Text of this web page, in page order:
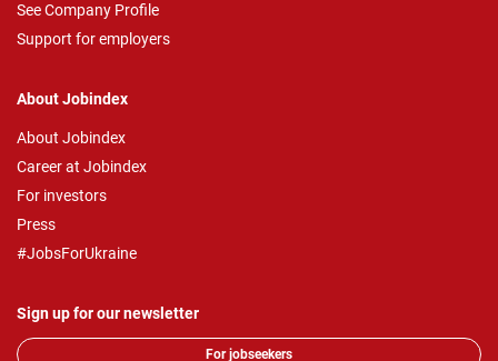
See Company Profile
Support for employers
About Jobindex
About Jobindex
Career at Jobindex
For investors
Press
#JobsForUkraine
Sign up for our newsletter
For jobseekers